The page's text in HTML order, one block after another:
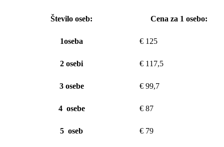
Število oseb: Cena za 1 osebo:
1oseba € 125
2 osebi € 117,5
3 osebe € 99,7
4 osebe € 87
5 oseb € 79